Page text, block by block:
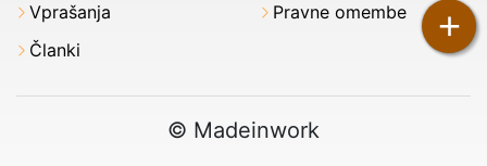
+
Vprašanja
Članki
Pravne omembe
© Madeinwork